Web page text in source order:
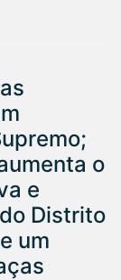
o
e
Distrito
um